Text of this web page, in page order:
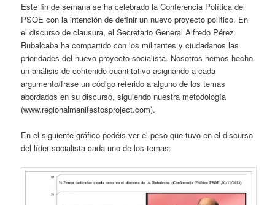
Este fin de semana se ha celebrado la Conferencia Política del
PSOE con la intención de definir un nuevo proyecto político. En
el discurso de clausura, el Secretario General Alfredo Pérez
Rubalcaba ha compartido con los militantes y ciudadanos las
prioridades del nuevo proyecto socialista. Nosotros hemos hecho
un análisis de contenido cuantitativo asignando a cada
argumento/frase un código referido a alguno de los temas
abordados en su discurso, siguiendo nuestra metodología
(www.regionalmanifestosproject.com).
En el siguiente gráfico podéis ver el peso que tuvo en el discurso
del líder socialista cada uno de los temas: